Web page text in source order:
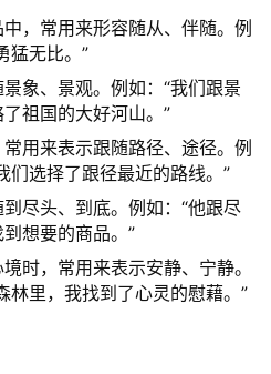
，常用来形容随从、伴随。例
猛无比。”
象、景观。例如：“我们跟景
祖国的大好河山。”
用来表示跟随路径、途径。例
们选择了跟径最近的路线。”
尽头、到底。例如：“他跟尽
想要的商品。”
时，常用来表示安静、宁静。
林里，我找到了心灵的慰藉。”